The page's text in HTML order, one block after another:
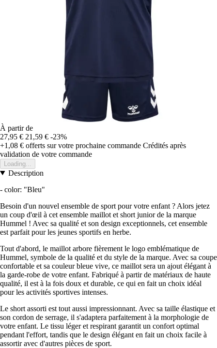
À partir de
27,95 € 21,59 € -23%
+1,08 € offerts sur votre prochaine commande Crédités après
validation de votre commande
Loading...
Description
- color: "Bleu"
Besoin d'un nouvel ensemble de sport pour votre enfant ? Alors jetez
un coup d'œil à cet ensemble maillot et short junior de la marque
Hummel ! Avec sa qualité et son design exceptionnels, cet ensemble
est parfait pour les jeunes sportifs en herbe.
Tout d'abord, le maillot arbore fièrement le logo emblématique de
Hummel, symbole de la qualité et du style de la marque. Avec sa coupe
confortable et sa couleur bleue vive, ce maillot sera un ajout élégant à
la garde-robe de votre enfant. Fabriqué à partir de matériaux de haute
qualité, il est à la fois doux et durable, ce qui en fait un choix idéal
pour les activités sportives intenses.
Le short assorti est tout aussi impressionnant. Avec sa taille élastique et
son cordon de serrage, il s'adaptera parfaitement à la morphologie de
votre enfant. Le tissu léger et respirant garantit un confort optimal
pendant l'effort, tandis que le design élégant en fait un choix facile à
assortir avec d'autres pièces de sport.